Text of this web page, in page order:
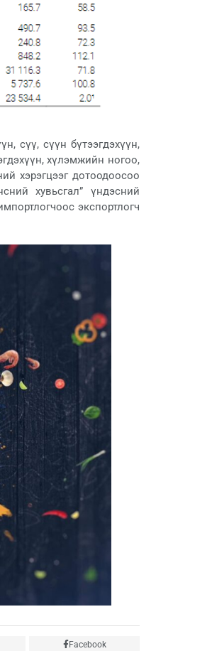
сүү, сүүн бүтээгдэхүүн,
хүлэмжийн ногоо,
хэрэгцээг дотоодоосоо
хувьсгал” үндэсний
экспортлогч
Facebook